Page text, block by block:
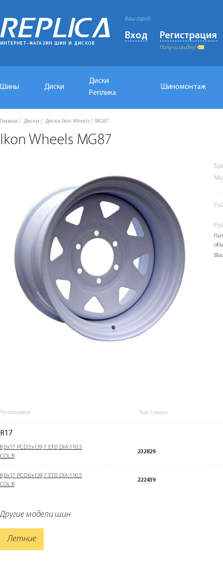
Ваш город:
Вход Регистрация
Получи скидку!
Шины Диски
Диски
Реплика
Шиномонтаж
Главная Диски Диски Ikon Wheels MG87
Ikon Wheels MG87
Типоразмер Код товара
R17
8,0x17 PCD:5x139,7 ET:0 DIA:110.5
COL:B
232829
8,0x17 PCD:6x139,7 ET:0 DIA:110.5
COL:B
222439
Другие модели шин
Летние